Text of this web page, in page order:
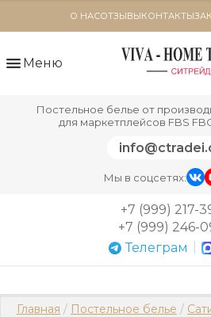
О НАСОТЗЫВЫКОНТАКТЫ
Меню
Постельное белье от
для маркетплейсов FBS
Мы в соцсетях:
+7 (999) 217-
+7 (999) 246-
Телеграм
Главная / Постельное белье /